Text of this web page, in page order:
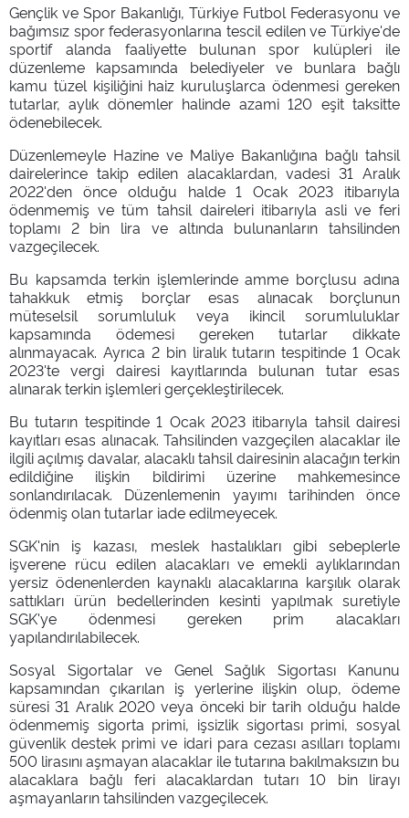
Gençlik ve Spor Bakanlığı, Türkiye Futbol Federasyonu ve
bağımsız spor federasyonlarına tescil edilen ve Türkiye'de
sportif alanda faaliyette bulunan spor kulüpleri ile
düzenleme kapsamında belediyeler ve bunlara bağlı
kamu tüzel kişiliğini haiz kuruluşlarca ödenmesi gereken
tutarlar, aylık dönemler halinde azami 120 eşit taksitte
ödenebilecek.
Düzenlemeyle Hazine ve Maliye Bakanlığına bağlı tahsil
dairelerince takip edilen alacaklardan, vadesi 31 Aralık
2022'den önce olduğu halde 1 Ocak 2023 itibarıyla
ödenmemiş ve tüm tahsil daireleri itibarıyla asli ve feri
toplamı 2 bin lira ve altında bulunanların tahsilinden
vazgeçilecek.
Bu kapsamda terkin işlemlerinde amme borçlusu adına
tahakkuk etmiş borçlar esas alınacak borçlunun
müteselsil sorumluluk veya ikincil sorumluluklar
kapsamında ödemesi gereken tutarlar dikkate
alınmayacak. Ayrıca 2 bin liralık tutarın tespitinde 1 Ocak
2023'te vergi dairesi kayıtlarında bulunan tutar esas
alınarak terkin işlemleri gerçekleştirilecek.
Bu tutarın tespitinde 1 Ocak 2023 itibarıyla tahsil dairesi
kayıtları esas alınacak. Tahsilinden vazgeçilen alacaklar ile
ilgili açılmış davalar, alacaklı tahsil dairesinin alacağın terkin
edildiğine ilişkin bildirimi üzerine mahkemesince
sonlandırılacak. Düzenlemenin yayımı tarihinden önce
ödenmiş olan tutarlar iade edilmeyecek.
SGK'nin iş kazası, meslek hastalıkları gibi sebeplerle
işverene rücu edilen alacakları ve emekli aylıklarından
yersiz ödenenlerden kaynaklı alacaklarına karşılık olarak
sattıkları ürün bedellerinden kesinti yapılmak suretiyle
SGK'ye ödenmesi gereken prim alacakları
yapılandırılabilecek.
Sosyal Sigortalar ve Genel Sağlık Sigortası Kanunu
kapsamından çıkarılan iş yerlerine ilişkin olup, ödeme
süresi 31 Aralık 2020 veya önceki bir tarih olduğu halde
ödenmemiş sigorta primi, işsizlik sigortası primi, sosyal
güvenlik destek primi ve idari para cezası asılları toplamı
500 lirasını aşmayan alacaklar ile tutarına bakılmaksızın bu
alacaklara bağlı feri alacaklardan tutarı 10 bin lirayı
aşmayanların tahsilinden vazgeçilecek.